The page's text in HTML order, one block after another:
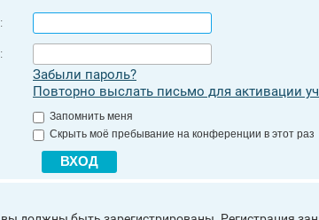
Забыли пароль?
Повторно выслать письмо для активации
Запомнить меня
Скрыть моё пребывание на конференции в этот раз